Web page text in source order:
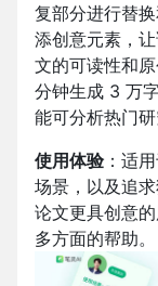
复部分进行替
添创意元素，
文的可读性和
分钟生成 3 万
能可分析热门
使用体验：适
场景，以及追
论文更具创意
多方面的帮助。